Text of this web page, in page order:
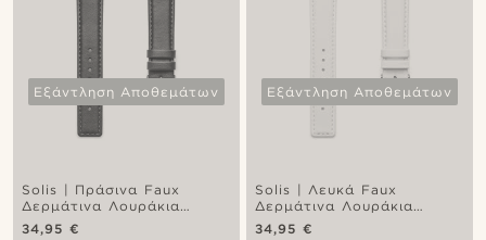
Εξάντληση Αποθεμάτων
Solis | Πράσινα Faux
Δερμάτινα Λουράκια
Ρολογιού
34,95 €
Εξάντληση Αποθεμάτων
Solis | Λευκά Faux
Δερμάτινα Λουράκια
Ρολογιού
34,95 €